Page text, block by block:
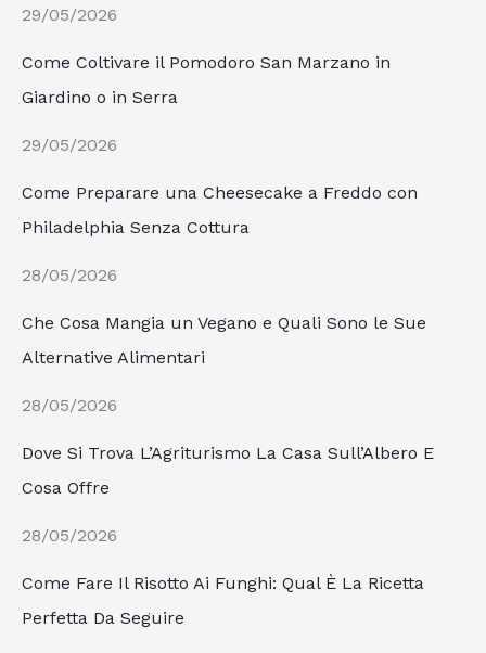
29/05/2026
Come Coltivare il Pomodoro San Marzano in
Giardino o in Serra
29/05/2026
Come Preparare una Cheesecake a Freddo con
Philadelphia Senza Cottura
28/05/2026
Che Cosa Mangia un Vegano e Quali Sono le Sue
Alternative Alimentari
28/05/2026
Dove Si Trova L’Agriturismo La Casa Sull’Albero E
Cosa Offre
28/05/2026
Come Fare Il Risotto Ai Funghi: Qual È La Ricetta
Perfetta Da Seguire